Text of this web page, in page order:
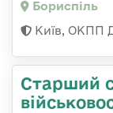
Бориспіль
Київ, ОКПП
Старший